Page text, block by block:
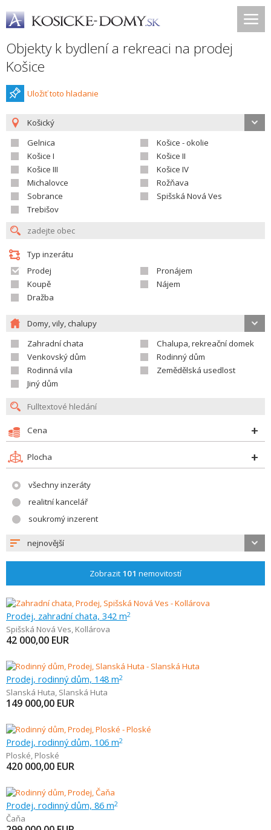
Objekty k bydlení a rekreaci na prodej
Košice
Uložiť toto hladanie
Košický
Gelnica
Košice - okolie
Košice I
Košice II
Košice III
Košice IV
Michalovce
Rožňava
Sobrance
Spišská Nová Ves
Trebišov
Typ inzerátu
Prodej
Pronájem
Koupě
Nájem
Dražba
Domy, vily, chalupy
Zahradní chata
Chalupa, rekreační domek
Venkovský dům
Rodinný dům
Rodinná vila
Zemědělská usedlost
Jiný dům
Cena
Plocha
všechny inzeráty
realitní kancelář
soukromý inzerent
nejnovější
Zobrazit 101 nemovitostí
Prodej, zahradní chata, 342 m2
Spišská Nová Ves, Kollárova
42 000,00 EUR
Prodej, rodinný dům, 148 m2
Slanská Huta, Slanská Huta
149 000,00 EUR
Prodej, rodinný dům, 106 m2
Ploské, Ploské
420 000,00 EUR
Prodej, rodinný dům, 86 m2
Čaňa